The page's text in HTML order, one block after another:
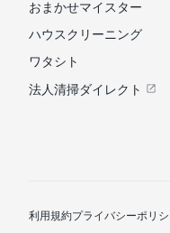
おまかせマイスター
ハウスクリーニング
ワタシト
法人清掃ダイレクト
利用規約プライバシーポリ